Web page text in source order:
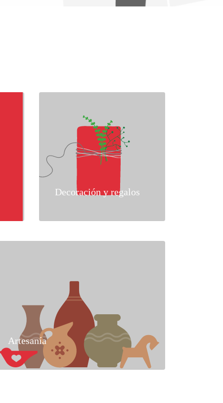
Decoración y regalos
Artesanía